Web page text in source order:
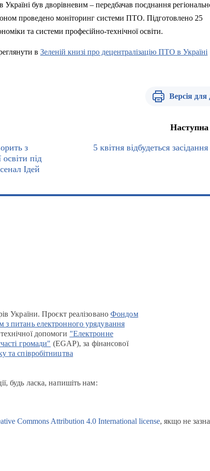
був дворівневим – передбачав поєднання
проведено моніторинг системи ПТО. Підготовлено 25
та системи професійно-технічної освіти.
в Зеленій книзі про децентралізацію ПТО в Україні
Версія для
з
під
Ідей
Наступна
5 квітня відбудеться
України. Проєкт реалізованоФондом
з питань електронного урядування
допомоги "Електронне
громади" (EGAP), за фінансової
та співробітництва
будь ласка, напишіть нам:
Commons Attribution 4.0 International license, якщо не